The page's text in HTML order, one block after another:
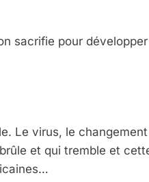
sacrifie pour
Le virus, le
et qui tremble et